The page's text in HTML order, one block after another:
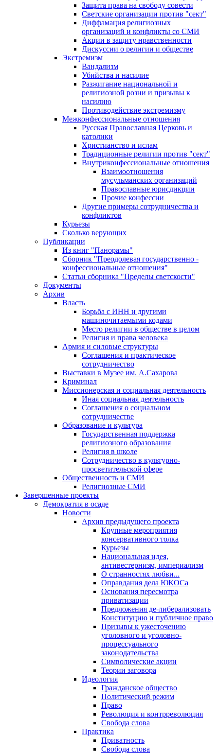
Защита права на свободу совести
Светские организации против "сект"
Диффамация религиозных
организаций и конфликты со СМИ
Акции в защиту нравственности
Дискуссии о религии и обществе
Экстремизм
Вандализм
Убийства и насилие
Разжигание национальной и
религиозной розни и призывы к
насилию
Противодействие экстремизму
Межконфессиональные отношения
Русская Православная Церковь и
католики
Христианство и ислам
Традиционные религии против "сект"
Внутриконфессиональные отношения
Взаимоотношения
мусульманских организаций
Православные юрисдикции
Прочие конфессии
Другие примеры сотрудничества и
конфликтов
Курьезы
Сколько верующих
Публикации
Из книг "Панорамы"
Сборник "Преодолевая государственно -
конфессиональные отношения"
Статьи сборника "Пределы светскости"
Документы
Архив
Власть
Борьба с ИНН и другими
машиночитаемыми кодами
Место религии в обществе в целом
Религия и права человека
Армия и силовые структуры
Соглашения и практическое
сотрудничество
Выставки в Музее им. А.Сахарова
Криминал
Миссионерская и социальная деятельность
Иная социальная деятельность
Соглашения о социальном
сотрудничестве
Образование и культура
Государственная поддержка
религиозного образования
Религия в школе
Сотрудничество в культурно-
просветительской сфере
Общественность и СМИ
Религиозные СМИ
Завершенные проекты
Демократия в осаде
Новости
Архив предыдущего проекта
Крупные мероприятия
консервативного толка
Курьезы
Национальная идея,
антивестернизм, империализм
О странностях любви...
Оправдания дела ЮКОСа
Основания пересмотра
приватизации
Предложения де-либерализовать
Конституцию и публичное право
Призывы к ужесточению
уголовного и уголовно-
процессуального
законодательства
Символические акции
Теории заговора
Идеология
Гражданское общество
Политический режим
Право
Революция и контрреволюция
Свобода слова
Практика
Приватность
Свобода слова